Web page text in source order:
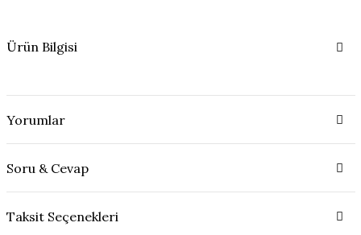
Ürün Bilgisi
Yorumlar
Soru & Cevap
Taksit Seçenekleri